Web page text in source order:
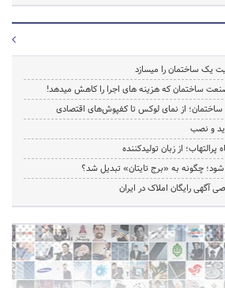
یک ساختمان را میسازد
ساختمان که هزینه‌ های اجرا را کاهش میدهد!
از نمای لوکس تا کفپوش‌های اقتصادی
و نصب
از زبان تولیدکننده
شود؛ چگونه به «برج تایتان» تبدیل شد؟
آگهی رایگان املاک در ایران